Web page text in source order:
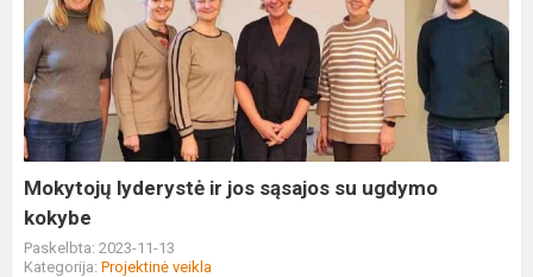
lyderystė
ir
jos
sąsajos
su
ugdymo
kokybe
Mokytojų lyderystė ir jos sąsajos su ugdymo
kokybe
Paskelbta: 2023-11-13
Kategorija: Projektinė veikla